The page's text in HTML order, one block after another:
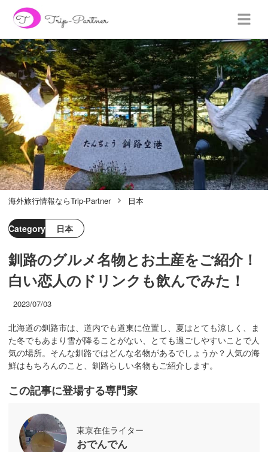
海外旅行情報ならTrip-Partner 日本
Category 日本
釧路のグルメ名物とお土産をご紹介！
白い恋人のドリンクも飲んでみた！
2023/07/03
北海道の釧路市は、道内でも道東に位置し、夏はとても涼しく、ま
た冬でもあまり雪が降ることがない、とても過ごしやすいことで人
気の場所。そんな釧路ではどんな名物があるでしょうか？人気の海
鮮はもちろんのこと、釧路らしい名物もご紹介します。
この記事に登場する専門家
東京在住ライター
おでんでん